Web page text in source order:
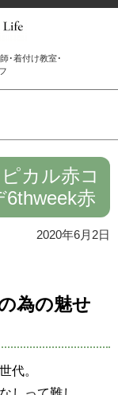
･着付け教室･
カル赤コ
赤
2020年6月2日
為の魅せ
代。